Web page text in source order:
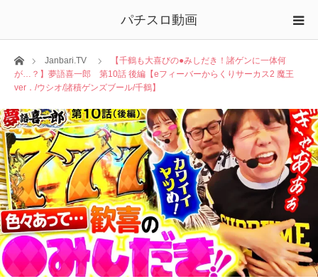
パチスロ動画
ホームJanbari.TV
【千鶴も大喜びの●みしだき！諸ゲンに一体何
が…？】夢語喜一郎 第10話 後編【eフィーバーからくりサーカス2 魔王
ver．/ウシオ/諸積ゲンズブール/千鶴】